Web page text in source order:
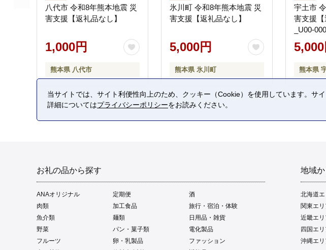
八代市 令和8年熊本地震 災
害支援【返礼品なし】
1,000円
熊本県 八代市
氷川町 令和8年熊本地震 災
害支援【返礼品なし】
5,000円
熊本県 氷川町
宇土市
害支援【
_U00-
5,000
熊本県
お礼の品から探す
ANAオリジナル 定期便
酒
肉類
加工食品
旅行・宿泊・体験
魚介類
麺類
日用品・雑貨
野菜
パン・菓子類
電化製品
フルーツ
卵・乳製品
ファッション
地域
北海道エ
関東エリ
近畿エリ
四国エリ
沖縄エリ
当サイトでは、サイト利便性向上のため、クッキー（Cookie）を使用しています。サ
詳細についてはプライバシーポリシーをお読みください。